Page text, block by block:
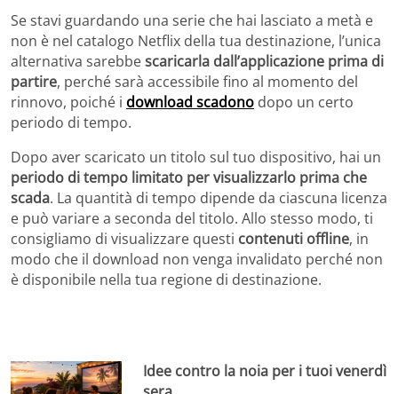
Se stavi guardando una serie che hai lasciato a metà e
non è nel catalogo Netflix della tua destinazione, l’unica
alternativa sarebbescaricarla dall’applicazione prima di
partire, perché sarà accessibile fino al momento del
rinnovo, poiché i download scadono dopo un certo
periodo di tempo.
Dopo aver scaricato un titolo sul tuo dispositivo, hai un
periodo di tempo limitato per visualizzarlo prima che
scada. La quantità di tempo dipende da ciascuna licenza
e può variare a seconda del titolo. Allo stesso modo, ti
consigliamo di visualizzare questi contenuti offline, in
modo che il download non venga invalidato perché non
è disponibile nella tua regione di destinazione.
Idee contro la noia per i tuoi venerdì